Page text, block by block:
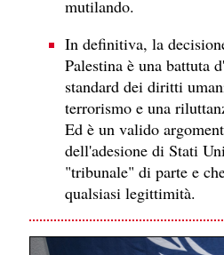
mutilando.
In definitiva, la
Palestina è una battuta
standard dei diritti
terrorismo e una
Ed è un valido
dell'adesione di Stati
"tribunale" di parte e
qualsiasi legittimità.